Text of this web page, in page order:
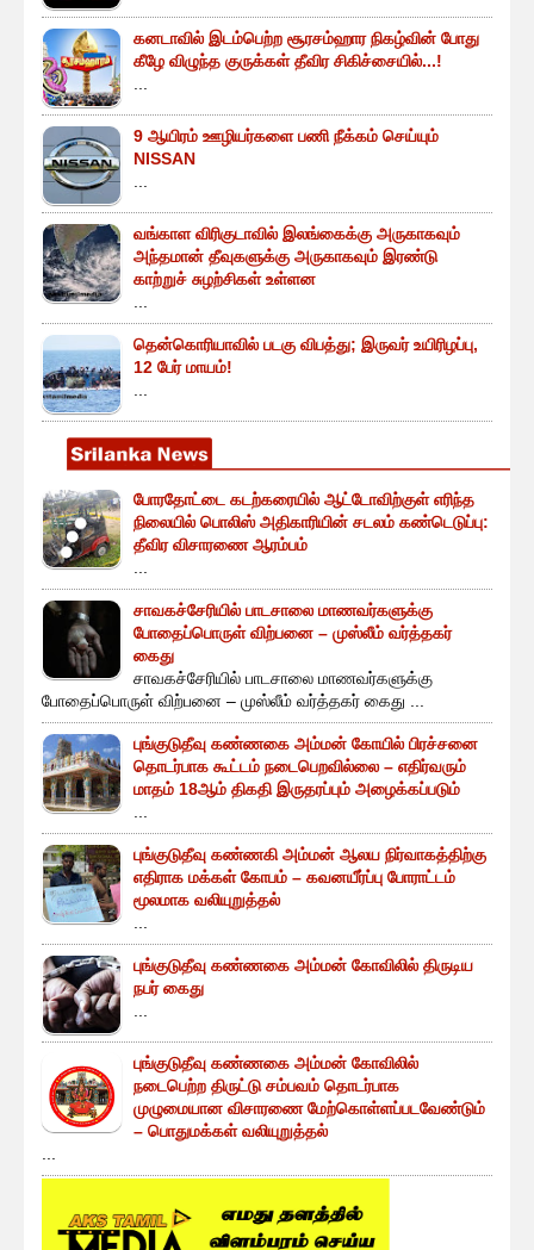
கனடாவில் இடம்பெற்ற சூரசம்ஹார நிகழ்வின் போது
கீழே விழுந்த குருக்கள் தீவிர சிகிச்சையில்...!
9 ஆயிரம் ஊழியர்களை பணி நீக்கம் செய்யும்
NISSAN
வங்காள விரிகுடாவில் இலங்கைக்கு அருகாகவும்
அந்தமான் தீவுகளுக்கு அருகாகவும் இரண்டு
காற்றுச் சுழற்சிகள் உள்ளன
தென்கொரியாவில் படகு விபத்து; இருவர் உயிரிழப்பு,
12 பேர் மாயம்!
போரதோட்டை கடற்கரையில் ஆட்டோவிற்குள் எரிந்த
நிலையில் பொலிஸ் அதிகாரியின் சடலம் கண்டெடுப்பு:
தீவிர விசாரணை ஆரம்பம்
சாவகச்சேரியில் பாடசாலை மாணவர்களுக்கு
போதைப்பொருள் விற்பனை – முஸ்லீம் வர்த்தகர்
கைது
சாவகச்சேரியில் பாடசாலை மாணவர்களுக்கு
போதைப்பொருள் விற்பனை – முஸ்லீம் வர்த்தகர் கைது ...
புங்குடுதீவு கண்ணகை அம்மன் கோயில் பிரச்சனை
தொடர்பாக கூட்டம் நடைபெறவில்லை – எதிர்வரும்
மாதம் 18ஆம் திகதி இருதரப்பும் அழைக்கப்படும்
புங்குடுதீவு கண்ணகி அம்மன் ஆலய நிர்வாகத்திற்கு
எதிராக மக்கள் கோபம் – கவனயீர்ப்பு போராட்டம்
மூலமாக வலியுறுத்தல்
புங்குடுதீவு கண்ணகை அம்மன் கோவிலில் திருடிய
நபர் கைது
புங்குடுதீவு கண்ணகை அம்மன் கோவிலில்
நடைபெற்ற திருட்டு சம்பவம் தொடர்பாக
முழுமையான விசாரணை மேற்கொள்ளப்படவேண்டும்
– பொதுமக்கள் வலியுறுத்தல்